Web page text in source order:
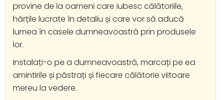
provine de la oameni care iubesc călătoriile,
hărțile lucrate în detaliu și care vor să aducă
lumea în casele dumneavoastră prin produsele
lor.
Instalați-o pe a dumneavoastră, marcați pe ea
amintirile și păstrați și fiecare călătorie viitoare
mereu la vedere.